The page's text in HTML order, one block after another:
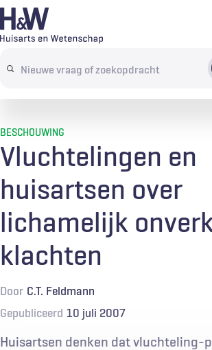
Overslaan
en
de Search
terms
AbonnerenTijdschrift
BESCHOUWING
Vluchtelingen en
huisartsen over
lichamelijk
klachten
Door C.T. Feldmann
Gepubliceerd 10 juli 2007
Huisartsen denken dat vluchteling-